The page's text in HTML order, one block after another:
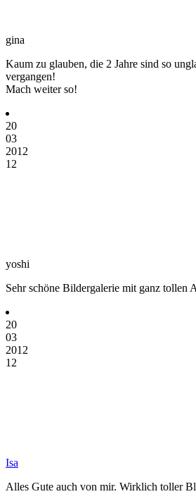
gina
Kaum zu glauben, die 2 Jahre sind so
vergangen!
Mach weiter so!
20
03
2012
12
yoshi
Sehr schöne Bildergalerie mit ganz tollen
20
03
2012
12
Isa
Alles Gute auch von mir. Wirklich toller